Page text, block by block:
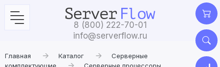
8 (800) 222-70-01
info@serverflow.ru
Главная Каталог
Серверные